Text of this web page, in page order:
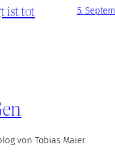
ist tot 5.
von Tobias Maier